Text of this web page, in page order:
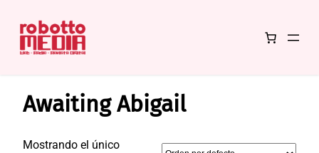
contenido
Awaiting Abigail
Mostrando el único